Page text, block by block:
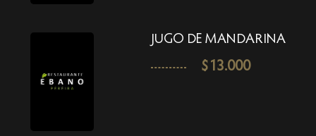
JUGO DE MANDARINA
$13.000